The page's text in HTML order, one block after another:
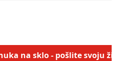
na sklo - pošlite svoju